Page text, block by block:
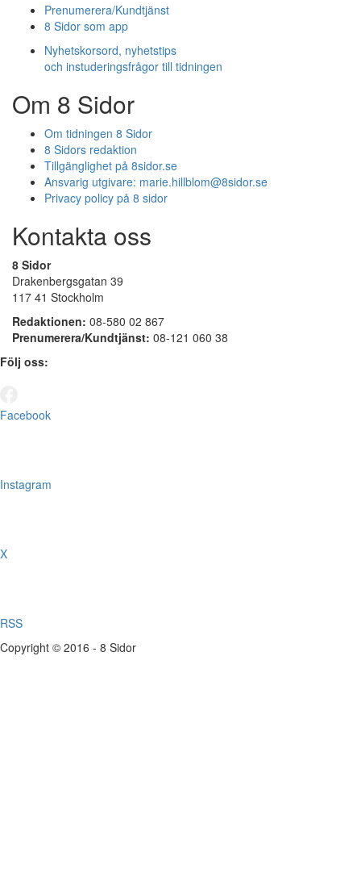
Prenumerera/Kundtjänst
8 Sidor som app
Nyhetskorsord, nyhetstips
och instuderingsfrågor till tidningen
Om 8 Sidor
Om tidningen 8 Sidor
8 Sidors redaktion
Tillgänglighet på 8sidor.se
Ansvarig utgivare: marie.hillblom@8sidor.se
Privacy policy på 8 sidor
Kontakta oss
8 Sidor
Drakenbergsgatan 39
117 41 Stockholm
Redaktionen: 08-580 02 867
Prenumerera/Kundtjänst: 08-121 060 38
Följ oss:
Facebook
Instagram
X
RSS
Copyright © 2016 - 8 Sidor